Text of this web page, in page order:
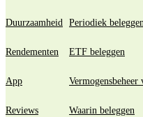
Duurzaamheid
Rendementen
App
Reviews
Periodiek
ETF beleggen
Waarin beleggen